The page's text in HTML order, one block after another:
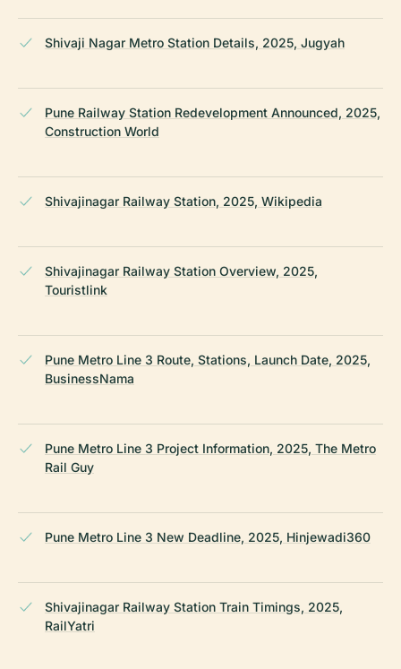
Shivaji Nagar Metro Station Details, 2025, Jugyah
Pune Railway Station Redevelopment Announced, 2025,
Construction World
Shivajinagar Railway Station, 2025, Wikipedia
Shivajinagar Railway Station Overview, 2025,
Touristlink
Pune Metro Line 3 Route, Stations, Launch Date, 2025,
BusinessNama
Pune Metro Line 3 Project Information, 2025, The Metro
Rail Guy
Pune Metro Line 3 New Deadline, 2025, Hinjewadi360
Shivajinagar Railway Station Train Timings, 2025,
RailYatri